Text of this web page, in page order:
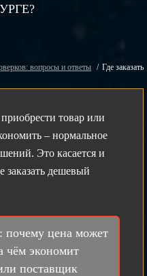
вопросы и ответы
Где заказать
товар или
– нормальное
Это касается и
заказать дешевый
почему цена может
чём экономит
поставщик